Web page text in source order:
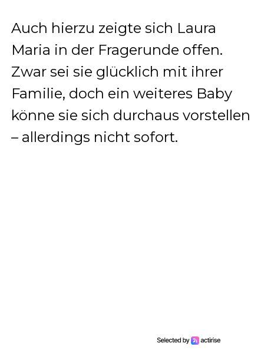
Auch hierzu zeigte sich Laura
Maria in der Fragerunde offen.
Zwar sei sie glücklich mit ihrer
Familie, doch ein weiteres Baby
könne sie sich durchaus vorstellen
– allerdings nicht sofort.